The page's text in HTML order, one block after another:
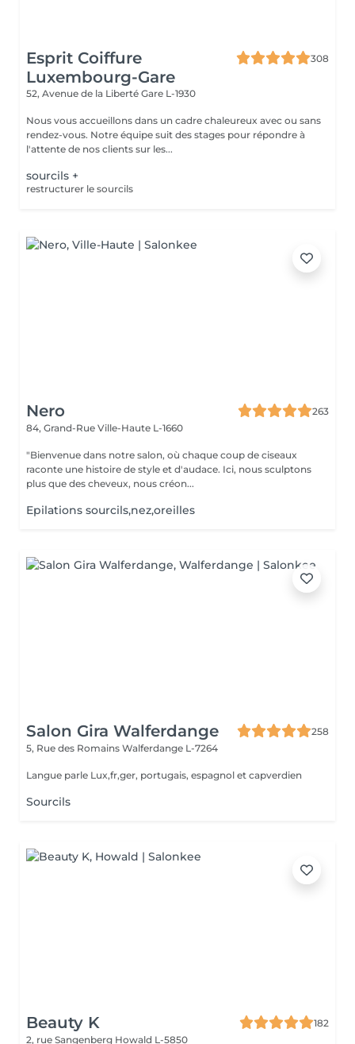
Esprit Coiffure
Luxembourg-Gare
308
52, Avenue de la Liberté Gare L-1930
Nous vous accueillons dans un cadre chaleureux avec ou sans
rendez-vous. Notre équipe suit des stages pour répondre à
l'attente de nos clients sur les...
sourcils +
restructurer le sourcils
Nero
263
84, Grand-Rue Ville-Haute L-1660
"Bienvenue dans notre salon, où chaque coup de ciseaux
raconte une histoire de style et d'audace. Ici, nous sculptons
plus que des cheveux, nous créon...
Epilations sourcils,nez,oreilles
Salon Gira Walferdange
258
5, Rue des Romains Walferdange L-7264
Langue parle Lux,fr,ger, portugais, espagnol et capverdien
Sourcils
Beauty K
182
2, rue Sangenberg Howald L-5850